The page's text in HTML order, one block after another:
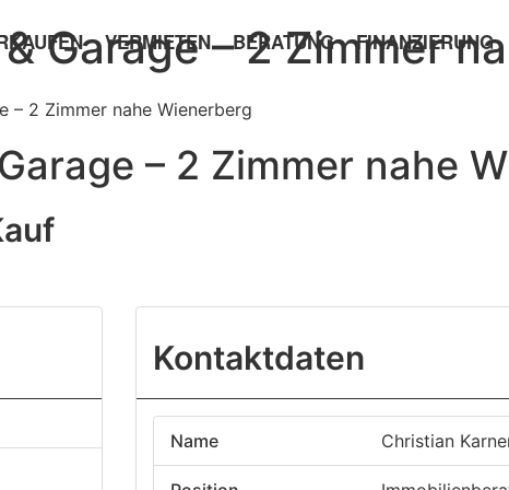
VERMIETEN BERATUNG FINANZIERUNG
Garage – 2 Zimmer
– 2 Zimmer nahe Wienerberg
– 2 Zimmer nahe
Kontaktdaten
Name Christian